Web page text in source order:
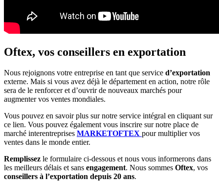
Oftex, vos conseillers en exportation
Nous rejoignons votre entreprise en tant que service d’exportation
externe. Mais si vous avez déjà le département en action, notre rôle
sera de le renforcer et d’ouvrir de nouveaux marchés pour
augmenter vos ventes mondiales.
Vous pouvez en savoir plus sur notre service intégral en cliquant sur
ce lien. Vous pouvez également vous inscrire sur notre place de
marché interentreprises MARKETOFTEX pour multiplier vos
ventes dans le monde entier.
Remplissez le formulaire ci-dessous et nous vous informerons dans
les meilleurs délais et sans engagement. Nous sommes Oftex, vos
conseillers à l’exportation depuis 20 ans.